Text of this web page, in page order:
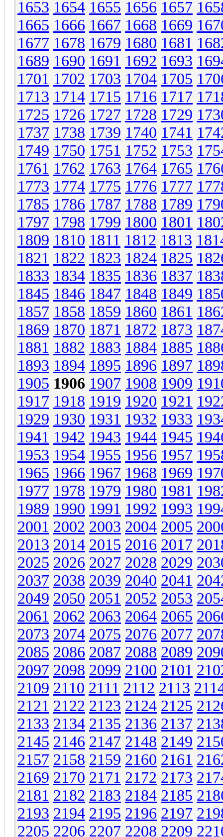
1653 1654 1655 1656 1657
1665 1666 1667 1668 1669
1677 1678 1679 1680 1681
1689 1690 1691 1692 1693
1701 1702 1703 1704 1705
1713 1714 1715 1716 1717
1725 1726 1727 1728 1729
1737 1738 1739 1740 1741
1749 1750 1751 1752 1753
1761 1762 1763 1764 1765
1773 1774 1775 1776 1777
1785 1786 1787 1788 1789
1797 1798 1799 1800 1801
1809 1810 1811 1812 1813
1821 1822 1823 1824 1825
1833 1834 1835 1836 1837
1845 1846 1847 1848 1849
1857 1858 1859 1860 1861
1869 1870 1871 1872 1873
1881 1882 1883 1884 1885
1893 1894 1895 1896 1897
1905 1906 1907 1908 1909
1917 1918 1919 1920 1921
1929 1930 1931 1932 1933
1941 1942 1943 1944 1945
1953 1954 1955 1956 1957
1965 1966 1967 1968 1969
1977 1978 1979 1980 1981
1989 1990 1991 1992 1993
2001 2002 2003 2004 2005
2013 2014 2015 2016 2017
2025 2026 2027 2028 2029
2037 2038 2039 2040 2041
2049 2050 2051 2052 2053
2061 2062 2063 2064 2065
2073 2074 2075 2076 2077
2085 2086 2087 2088 2089
2097 2098 2099 2100 2101
2109 2110 2111 2112 2113
2121 2122 2123 2124 2125
2133 2134 2135 2136 2137
2145 2146 2147 2148 2149
2157 2158 2159 2160 2161
2169 2170 2171 2172 2173
2181 2182 2183 2184 2185
2193 2194 2195 2196 2197
2205 2206 2207 2208 2209